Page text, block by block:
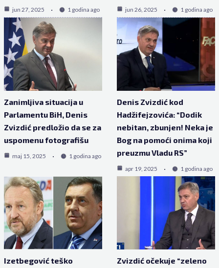
jun 27, 2025 1 godina ago jun 26, 2025 1 godina ago
Zanimljiva situacija u
Parlamentu BiH, Denis
Zvizdić predložio da se za
uspomenu fotografišu
maj 15, 2025 1 godina ago
Denis Zvizdić kod
Hadžifejzovića: “Dodik
nebitan, zbunjen! Neka je
Bog na pomoći onima koji
preuzmu Vladu RS”
apr 19, 2025 1 godina ago
Izetbegović teško
Zvizdić očekuje “zeleno